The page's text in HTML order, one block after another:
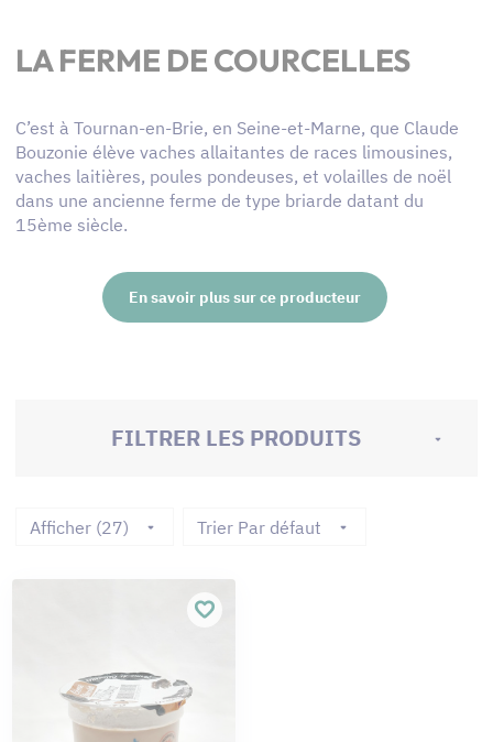
LA FERME DE COURCELLES
C’est à Tournan-en-Brie, en Seine-et-Marne, que Claude
Bouzonie élève vaches allaitantes de races limousines,
vaches laitières, poules pondeuses, et volailles de noël
dans une ancienne ferme de type briarde datant du
15ème siècle.
En savoir plus sur ce producteur
FILTRER LES PRODUITS
Afficher (27) Trier Par défaut